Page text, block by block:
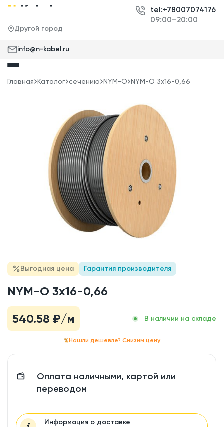
Другой город
tel:+78007074176
09:00–20:00
info@n-kabel.ru
Главная Каталог сечению NYM-O NYM-O 3x16-0,66
Выгодная цена Гарантия производителя
NYM-O 3x16-0,66
540.58 ₽/м В наличии на складе
Нашли дешевле? Снизим цену
Оплата наличными, картой или
переводом
Информация о доставке